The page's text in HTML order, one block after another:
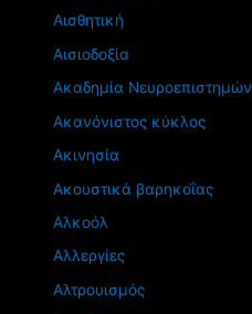
Αισθητική
Αισιοδοξία
Ακαδημία Νευροεπιστημών
Ακανόνιστος κύκλος
Ακινησία
Ακουστικά βαρηκοΐας
Αλκοόλ
Αλλεργίες
Αλτρουισμός